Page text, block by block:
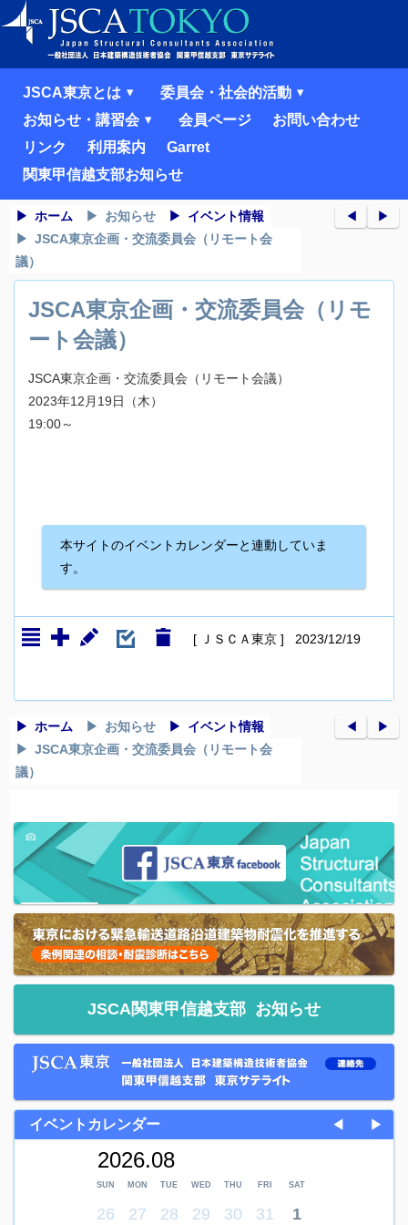
JSCA東京とは
委員会・社会的活動
お知らせ・講習会
会員ページ
お問い合わせ
リンク
利用案内
Garret
関東甲信越支部お知らせ
ホーム お知らせ
イベント情報
JSCA東京企画・交流委員会（リモート会
議）
◀︎ ▶︎
JSCA東京企画・交流委員会（リモ
ート会議）
JSCA東京企画・交流委員会（リモート会議）
2023年12月19日（木）
19:00～
本サイトのイベントカレンダーと連動していま
す。
[ ＪＳＣＡ東京 ] 2023/12/19
ホーム お知らせ
イベント情報
JSCA東京企画・交流委員会（リモート会
議）
◀︎ ▶︎
JSCA関東甲信越支部 お知らせ
イベントカレンダー ◀ ▶
2026.08
SUN MON TUE WED THU FRI SAT
26 27 28 29 30 31 1